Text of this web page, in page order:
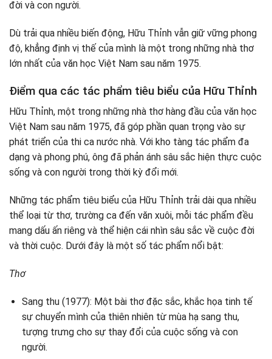
đời và con người.
Dù trải qua nhiều biến động, Hữu Thỉnh vẫn giữ vững phong
độ, khẳng định vị thế của mình là một trong những nhà thơ
lớn nhất của văn học Việt Nam sau năm 1975.
Điểm qua các tác phẩm tiêu biểu của Hữu Thỉnh
Hữu Thỉnh, một trong những nhà thơ hàng đầu của văn học
Việt Nam sau năm 1975, đã góp phần quan trọng vào sự
phát triển của thi ca nước nhà. Với kho tàng tác phẩm đa
dạng và phong phú, ông đã phản ánh sâu sắc hiện thực cuộc
sống và con người trong thời kỳ đổi mới.
Những tác phẩm tiêu biểu của Hữu Thỉnh trải dài qua nhiều
thể loại từ thơ, trường ca đến văn xuôi, mỗi tác phẩm đều
mang dấu ấn riêng và thể hiện cái nhìn sâu sắc về cuộc đời
và thời cuộc. Dưới đây là một số tác phẩm nổi bật:
Thơ
Sang thu (1977): Một bài thơ đặc sắc, khắc họa tinh tế
sự chuyển mình của thiên nhiên từ mùa hạ sang thu,
tượng trưng cho sự thay đổi của cuộc sống và con
người.